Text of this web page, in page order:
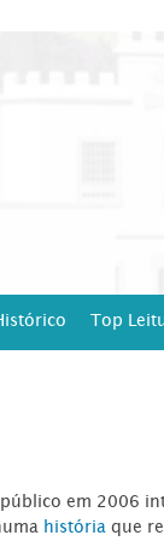
Top
em 2006
história que